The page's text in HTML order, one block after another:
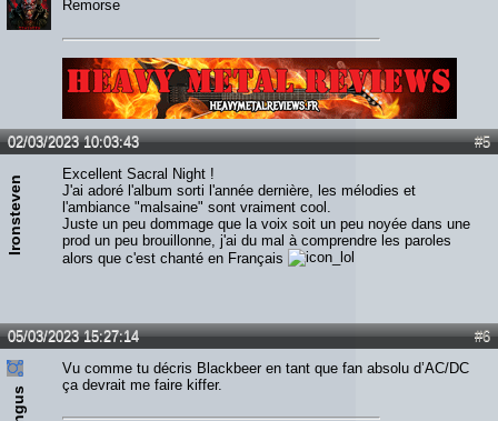
Remorse
Lien :http://heavymetalreviews.fr/
#5
02/03/2023 10:03:43
Ironsteven
Excellent Sacral Night !
J'ai adoré l'album sorti l'année dernière, les mélodies et
l'ambiance "malsaine" sont vraiment cool.
Juste un peu dommage que la voix soit un peu noyée dans une
prod un peu brouillonne, j'ai du mal à comprendre les paroles
alors que c'est chanté en Français
#6
05/03/2023 15:27:14
Angus
Vu comme tu décris Blackbeer en tant que fan absolu d’AC/DC
ça devrait me faire kiffer.